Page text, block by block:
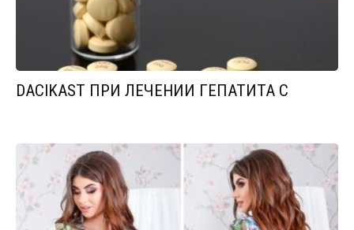
DACIKAST ПРИ ЛЕЧЕНИИ ГЕПАТИТА С